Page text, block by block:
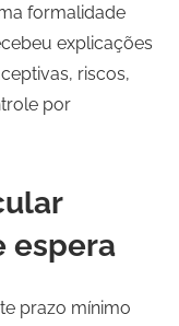
formalidade
explicações
riscos,
por
espera
prazo mínimo